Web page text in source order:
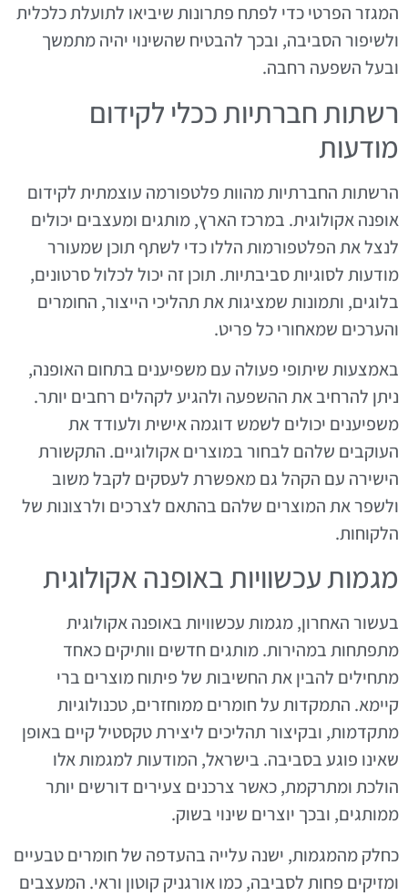
המגזר הפרטי כדי לפתח פתרונות שיביאו לתועלת כלכלית
ולשיפור הסביבה, ובכך להבטיח שהשינוי יהיה מתמשך
ובעל השפעה רחבה.
רשתות חברתיות ככלי לקידום
מודעות
הרשתות החברתיות מהוות פלטפורמה עוצמתית לקידום
אופנה אקולוגית. במרכז הארץ, מותגים ומעצבים יכולים
לנצל את הפלטפורמות הללו כדי לשתף תוכן שמעורר
מודעות לסוגיות סביבתיות. תוכן זה יכול לכלול סרטונים,
בלוגים, ותמונות שמציגות את תהליכי הייצור, החומרים
והערכים שמאחורי כל פריט.
באמצעות שיתופי פעולה עם משפיענים בתחום האופנה,
ניתן להרחיב את ההשפעה ולהגיע לקהלים רחבים יותר.
משפיענים יכולים לשמש דוגמה אישית ולעודד את
העוקבים שלהם לבחור במוצרים אקולוגיים. התקשורת
הישירה עם הקהל גם מאפשרת לעסקים לקבל משוב
ולשפר את המוצרים שלהם בהתאם לצרכים ולרצונות של
הלקוחות.
מגמות עכשוויות באופנה אקולוגית
בעשור האחרון, מגמות עכשוויות באופנה אקולוגית
מתפתחות במהירות. מותגים חדשים וותיקים כאחד
מתחילים להבין את החשיבות של פיתוח מוצרים ברי
קיימא. התמקדות על חומרים ממוחזרים, טכנולוגיות
מתקדמות, ובקיצור תהליכים ליצירת טקסטיל קיים באופן
שאינו פוגע בסביבה. בישראל, המודעות למגמות אלו
הולכת ומתרקמת, כאשר צרכנים צעירים דורשים יותר
ממותגים, ובכך יוצרים שינוי בשוק.
כחלק מהמגמות, ישנה עלייה בהעדפה של חומרים טבעיים
ומזיקים פחות לסביבה, כמו אורגניק קוטון וראי. המעצבים